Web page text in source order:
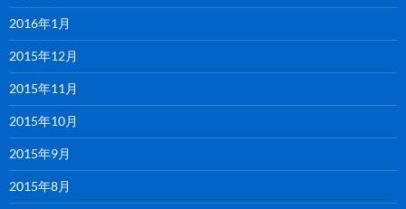
2016年1月
2015年12月
2015年11月
2015年10月
2015年9月
2015年8月